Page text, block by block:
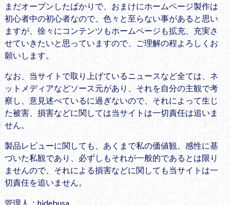
まだオープンしたばかりで、おまけにホームページ製作は
初心者中の初心者なので、色々と至らない事があると思い
ますが、徐々にコンテンツもホームページも拡充、充実さ
せていきたいと思っていますので、ご理解の程よろしくお
願いします。
なお、当サイトで取り上げているニュースなど全ては、ネ
ットメディアなどソース元があり、それを自分の主観で考
察し、意見述べているに過ぎないので、それによって生じ
た被害、損害などに関しては当サイトは一切責任は追いま
せん。
製品レビューに関しても、あくまで私の価値観、感性に基
づいた私観であり、必ずしもそれが一般的であるとは限り
ませんので、それによる損害などに関しても当サイトは一
切責任を追いません。
管理人：hidebusa